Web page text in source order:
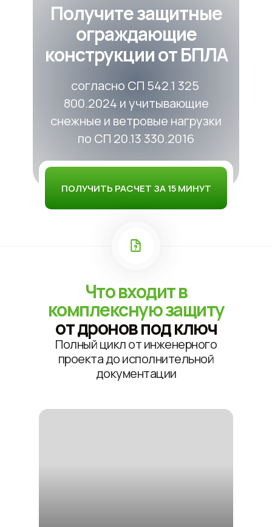
Получите защитные
ограждающие
конструкции от БПЛА
согласно СП 542.1 325
800.2024 и учитывающие
снежные и ветровые нагрузки
по СП 20.13 330.2016
ПОЛУЧИТЬ РАСЧЕТ ЗА 15 МИНУТ
Что входитв
комплексную защиту
от дронов под ключ
Полный цикл от инженерного
проекта до исполнительной
документации